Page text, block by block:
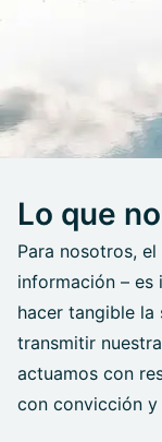
Lo que
Para nosotros,
información –
hacer tangible
transmitir
actuamos con
con convicción y